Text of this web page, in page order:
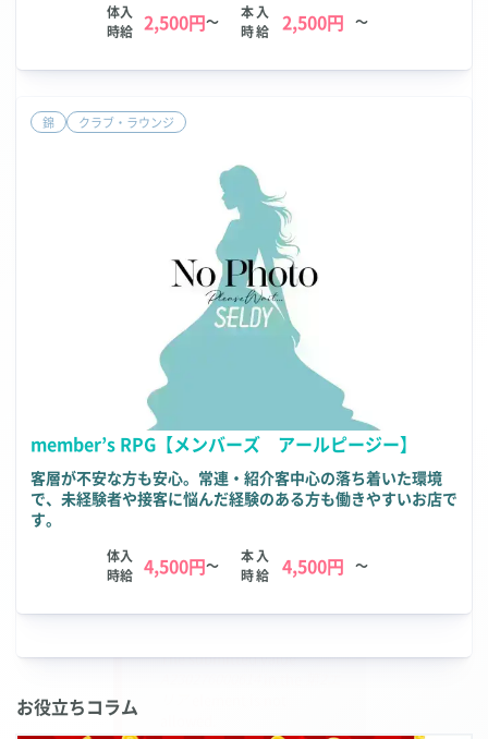
The submitted value
The submitted value
体入
時給 2,500円～
本入
時給
2,500円 ～
錦 クラブ・ラウンジ
member’s RPG【メンバーズ アールピージー】
客層が不安な方も安心。常連・紹介客中心の落ち着いた環境
で、未経験者や接客に悩んだ経験のある方も働きやすいお店で
す。
体入
時給 4,500円～
本入
時給
4,500円 ～
お役立ちコラム